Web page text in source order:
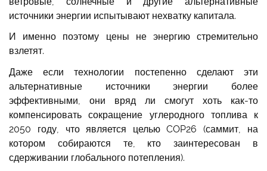
источники энергии испытывают нехватку капитала.
И именно поэтому цены не энергию стремительно
взлетят.
Даже если технологии постепенно сделают эти
альтернативные источники энергии более
эффективными, они вряд ли смогут хоть как-то
компенсировать сокращение углеродного топлива к
2050 году, что является целью COP26 (саммит, на
котором собираются те, кто заинтересован в
сдерживании глобального потепления).